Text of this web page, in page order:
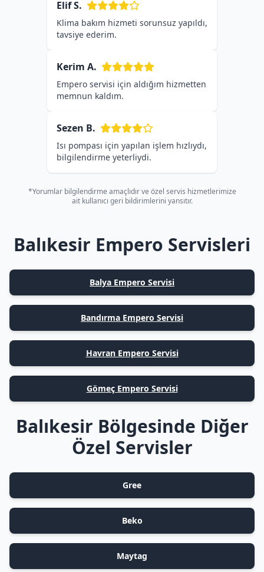
Elif S.
Klima bakım hizmeti sorunsuz yapıldı,
tavsiye ederim.
Kerim A.
Empero servisi için aldığım hizmetten
memnun kaldım.
Sezen B.
Isı pompası için yapılan işlem hızlıydı,
bilgilendirme yeterliydi.
*Yorumlar bilgilendirme amaçlıdır ve özel servis hizmetlerimize
ait kullanıcı geri bildirimlerini yansıtır.
Balıkesir Empero Servisleri
Balya Empero Servisi
Bandırma Empero Servisi
Havran Empero Servisi
Gömeç Empero Servisi
Balıkesir Bölgesinde Diğer
Özel Servisler
Gree
Beko
Maytag